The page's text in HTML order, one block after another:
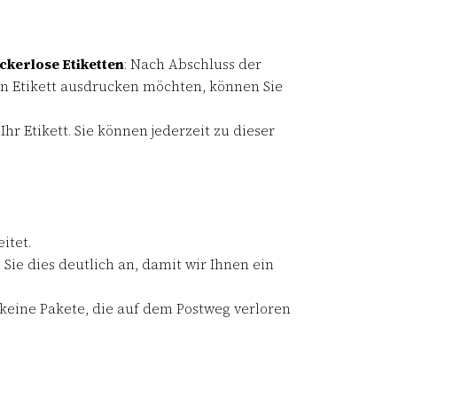
Etiketten: Nach Abschluss der
Etikett ausdrucken möchten, können Sie
Etikett. Sie können jederzeit zu dieser
dies deutlich an, damit wir Ihnen ein
Pakete, die auf dem Postweg verloren